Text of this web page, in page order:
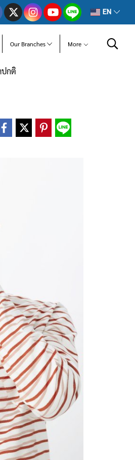
EN
Our Branches More
ปกติ